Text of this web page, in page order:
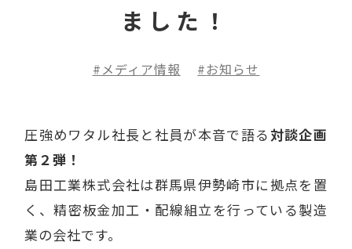
ました！
メディア情報 お知らせ
圧強めワタル社長と社員が本音で語る 対談企画
第２弾！
島田工業株式会社は群馬県伊勢崎市に拠点を置
く、精密板金加工・配線組立を行っている製造
業の会社です。